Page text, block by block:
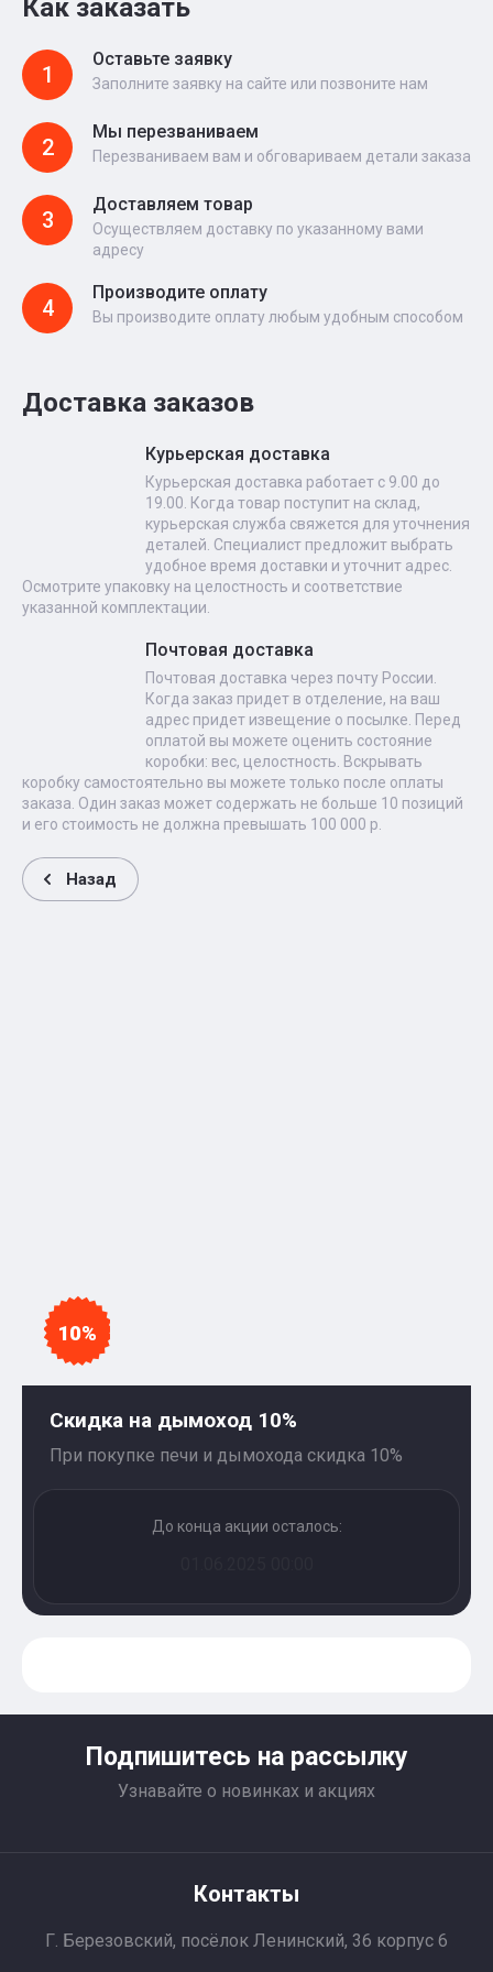
10%
Скидка на дымоход 10%
При покупке печи и дымохода скидка 10%
До конца акции осталось:
Как заказать
1
Оставьте заявку
Заполните заявку на сайте или позвоните нам
2
Мы перезваниваем
Перезваниваем вам и обговариваем детали заказа
3
Доставляем товар
Осуществляем доставку по указанному вами
адресу
4
Производите оплату
Вы производите оплату любым удобным способом
Доставка заказов
Курьерская доставка
Курьерская доставка работает с 9.00 до
19.00. Когда товар поступит на склад,
курьерская служба свяжется для уточнения
деталей. Специалист предложит выбрать
удобное время доставки и уточнит адрес.
Осмотрите упаковку на целостность и соответствие
указанной комплектации.
Почтовая доставка
Почтовая доставка через почту России.
Когда заказ придет в отделение, на ваш
адрес придет извещение о посылке. Перед
оплатой вы можете оценить состояние
коробки: вес, целостность. Вскрывать
коробку самостоятельно вы можете только после оплаты
заказа. Один заказ может содержать не больше 10 позиций
и его стоимость не должна превышать 100 000 р.
Назад
Подпишитесь на рассылку
Узнавайте о новинках и акциях
Контакты
Г. Березовский, посёлок Ленинский, 36 корпус 6